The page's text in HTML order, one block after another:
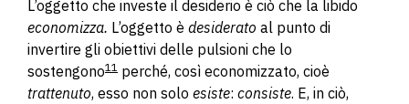
L’oggetto che investe il desiderio è ciò che la libido
economizza. L’oggetto è desiderato al punto di
invertire gli obiettivi delle pulsioni che lo
sostengono11 perché, così economizzato, cioè
trattenuto, esso non solo esiste: consiste. E, in ciò,